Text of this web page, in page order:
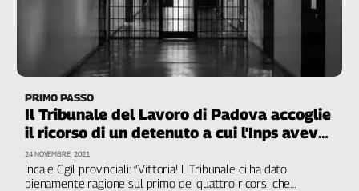
PRIMO PASSO
Il Tribunale del Lavoro di Padova accoglie
il ricorso di un detenuto a cui l'Inps aveva
negato il diritto alla Naspi
Inca e Cgil provinciali: “Vittoria! Il Tribunale ci ha dato
pienamente ragione sul primo dei quattro ricorsi che
24 NOVEMBRE, 2021